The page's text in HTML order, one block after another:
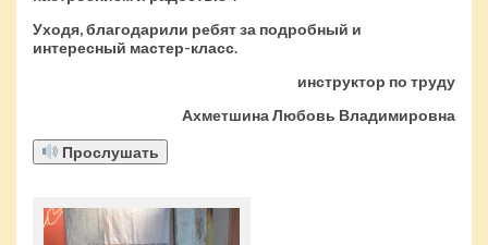
Уходя, благодарили ребят за подробный и
интересный мастер-класс.
инструктор по труду
Ахметшина Любовь Владимировна
Прослушать